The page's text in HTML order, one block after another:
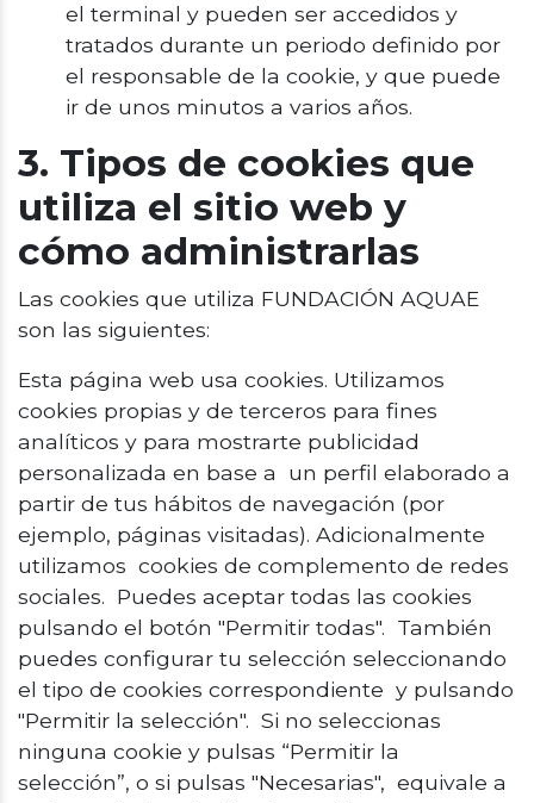
el terminal y pueden ser accedidos y
tratados durante un periodo definido por
el responsable de la cookie, y que puede
ir de unos minutos a varios años.
3. Tipos de cookies que
utiliza el sitio web y
cómo administrarlas
Las cookies que utiliza FUNDACIÓN AQUAE
son las siguientes:
Esta página web usa cookies. Utilizamos
cookies propias y de terceros para fines
analíticos y para mostrarte publicidad
personalizada en base a un perfil elaborado a
partir de tus hábitos de navegación (por
ejemplo, páginas visitadas). Adicionalmente
utilizamos cookies de complemento de redes
sociales. Puedes aceptar todas las cookies
pulsando el botón "Permitir todas". También
puedes configurar tu selección seleccionando
el tipo de cookies correspondiente y pulsando
"Permitir la selección". Si no seleccionas
ninguna cookie y pulsas “Permitir la
selección”, o si pulsas "Necesarias", equivale a